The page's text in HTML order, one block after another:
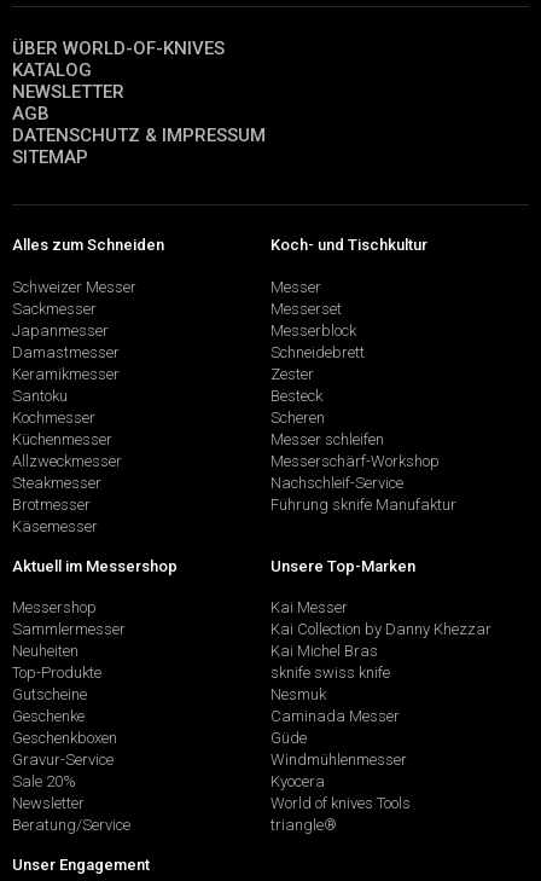
ÜBER WORLD-OF-KNIVES
KATALOG
NEWSLETTER
AGB
DATENSCHUTZ & IMPRESSUM
SITEMAP
Alles zum Schneiden
Schweizer Messer
Sackmesser
Japanmesser
Damastmesser
Keramikmesser
Santoku
Kochmesser
Küchenmesser
Allzweckmesser
Steakmesser
Brotmesser
Käsemesser
Koch- und Tischkultur
Messer
Messerset
Messerblock
Schneidebrett
Zester
Besteck
Scheren
Messer schleifen
Messerschärf-Workshop
Nachschleif-Service
Führung sknife Manufaktur
Aktuell im Messershop
Messershop
Sammlermesser
Neuheiten
Top-Produkte
Gutscheine
Geschenke
Geschenkboxen
Gravur-Service
Sale 20%
Newsletter
Beratung/Service
Unsere Top-Marken
Kai Messer
Kai Collection by Danny Khezzar
Kai Michel Bras
sknife swiss knife
Nesmuk
Caminada Messer
Güde
Windmühlenmesser
Kyocera
World of knives Tools
triangle®
Unser Engagement